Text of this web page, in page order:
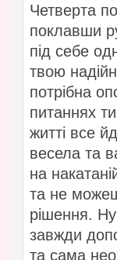
Четверта
поклавши
під себе
твою
потрібна
питаннях
житті все
весела та
на
та не
рішення.
завжди
та сама